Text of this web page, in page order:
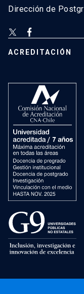
Dirección de
ACREDITACIÓN